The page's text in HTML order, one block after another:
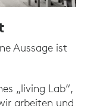
Aussage ist
„living Lab“,
arbeiten und